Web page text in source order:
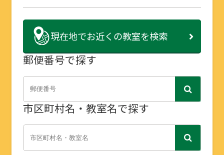
現在地でお近くの教室を検索
郵便番号で探す
市区町村名・教室名で探す